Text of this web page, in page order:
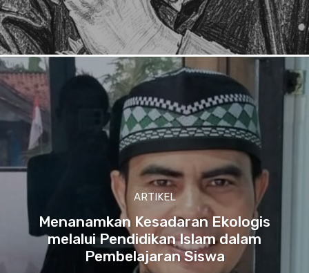
ARTIKEL
Menanamkan Kesadaran Ekologis
melalui Pendidikan Islam dalam
Pembelajaran Siswa